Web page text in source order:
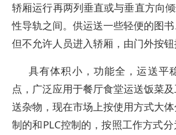
轿厢运行再两列垂直或与垂直方向
性导轨之间。供运送一些轻便的图书
但不允许人员进入轿厢，由门外按钮
具有体积小，功能全，运送平
点，广泛应用于餐厅食堂运送饭菜
送杂物，现在市场上按使用方式大
制的和PLC控制的，按照工作方式